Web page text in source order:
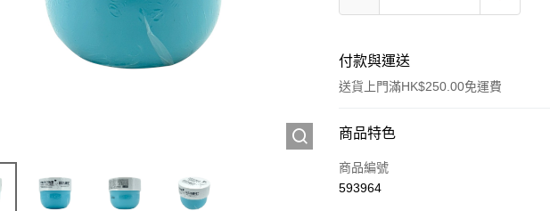
付款與運送
送貨上門滿HK$250.00免運費
付款方式
信用卡
商品特色
商品編號
593964